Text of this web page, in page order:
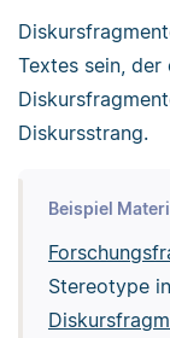
Textes sein,
Diskursstrang.
Beispiel
Stereotype